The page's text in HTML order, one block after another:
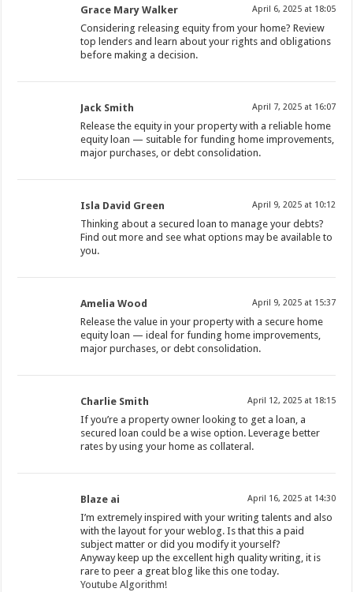
Grace Mary Walker April 6, 2025 at 18:05
Considering releasing equity from your home? Review
top lenders and learn about your rights and obligations
before making a decision.
Jack Smith April 7, 2025 at 16:07
Release the equity in your property with a reliable home
equity loan — suitable for funding home improvements,
major purchases, or debt consolidation.
Isla David Green April 9, 2025 at 10:12
Thinking about a secured loan to manage your debts?
Find out more and see what options may be available to
you.
Amelia Wood April 9, 2025 at 15:37
Release the value in your property with a secure home
equity loan — ideal for funding home improvements,
major purchases, or debt consolidation.
Charlie Smith April 12, 2025 at 18:15
If you’re a property owner looking to get a loan, a
secured loan could be a wise option. Leverage better
rates by using your home as collateral.
Blaze ai April 16, 2025 at 14:30
I’m extremely inspired with your writing talents and also
with the layout for your weblog. Is that this a paid
subject matter or did you modify it yourself?
Anyway keep up the excellent high quality writing, it is
rare to peer a great blog like this one today.
Youtube Algorithm!